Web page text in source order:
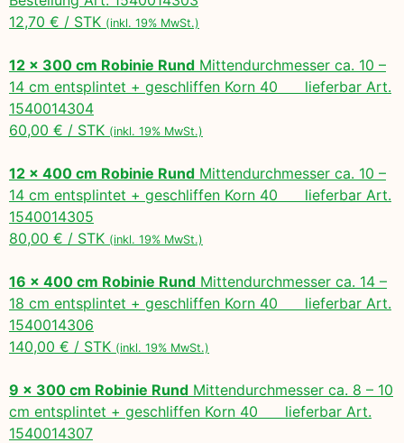
12,70 € / STK (inkl. 19% MwSt.)
12 x 300 cm Robinie Rund Mittendurchmesser ca. 10 –
14 cm entsplintet + geschliffen Korn 40 lieferbar Art.
1540014304
60,00 € / STK (inkl. 19% MwSt.)
12 x 400 cm Robinie Rund Mittendurchmesser ca. 10 –
14 cm entsplintet + geschliffen Korn 40 lieferbar Art.
1540014305
80,00 € / STK (inkl. 19% MwSt.)
16 x 400 cm Robinie Rund Mittendurchmesser ca. 14 –
18 cm entsplintet + geschliffen Korn 40 lieferbar Art.
1540014306
140,00 € / STK (inkl. 19% MwSt.)
9 x 300 cm Robinie Rund Mittendurchmesser ca. 8 – 10
cm entsplintet + geschliffen Korn 40 lieferbar Art.
1540014307